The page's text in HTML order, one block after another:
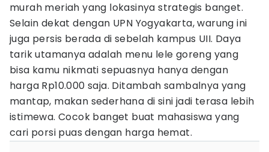
murah meriah yang lokasinya strategis banget.
Selain dekat dengan UPN Yogyakarta, warung ini
juga persis berada di sebelah kampus UII. Daya
tarik utamanya adalah menu lele goreng yang
bisa kamu nikmati sepuasnya hanya dengan
harga Rp10.000 saja. Ditambah sambalnya yang
mantap, makan sederhana di sini jadi terasa lebih
istimewa. Cocok banget buat mahasiswa yang
cari porsi puas dengan harga hemat.